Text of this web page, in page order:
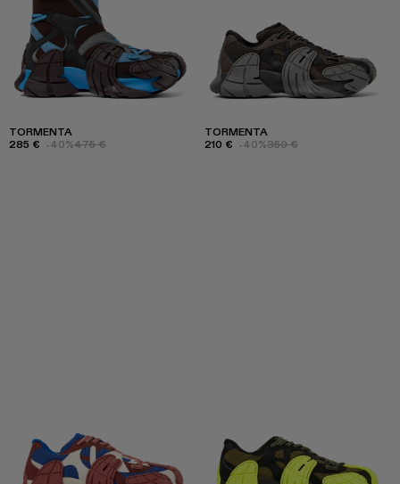
TORMENTA
285 € -40%475 €
TORMENTA
210 € -40%350 €